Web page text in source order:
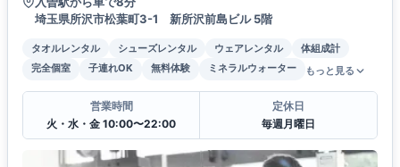
埼玉県所沢市松葉町3-1 新所沢前島ビル 5階
タオルレンタル シューズレンタル ウェアレンタル
体組成計
完全個室
子連れOK 無料体験 ミネラルウォーター もっと見る
営業時間
火・水・金 10:00〜22:00
定休日
毎週月曜日